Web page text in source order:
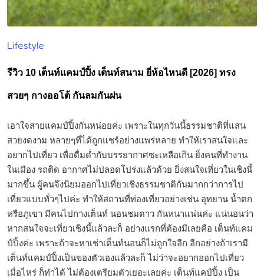
Posted
Lifestyle
รีวิว 10 เต็นท์แคมป์ปิ้ง เต็นท์สนาม ยี่ห้อไหนดี [2026] ทรง
สวยๆ กางออโต้ กันลมกันฝน
เอาใจสายแคมป์ปิ้งกันหน่อยค่ะ เพราะในทุกวันนี้ธรรมชาติที่แสน
สวยงดงาม หลายๆที่ได้ถูกแชร์อย่างแพร่หลาย ทำให้เราสนใจและ
อยากไปเที่ยว เพื่อดื่มด่ำกับบรรยากาศซะเหลือเกิน ยิ่งคนที่ทำงาน
ในเมือง รถติด อากาศไม่ปลอดโปร่งแล้วด้วย ยิ่งสนใจเที่ยวในเชิงนี้
มากขึ้น ผู้คนจึงนิยมออกไปเที่ยวเชิงธรรมชาติกันมากกว่าการไป
เที่ยวแบบทั่วๆไปค่ะ ทำให้สถานที่ท่องเที่ยวอย่างเช่น อุทยาน น้ำตก
หรือภูเขา มีคนไปกางเต็นท์ นอนชมดาว กันหนาแน่นค่ะ แน่นอนว่า
หากสนใจจะเที่ยวเชิงนี้แล้วละก็ อย่างแรกที่ต้องมีเลยคือ เต็นท์แคม
ป์ปิ้งค่ะ เพราะถ้าจะหาเช่าเต็นท์นอนก็ไม่ถูกใจอีก อีกอย่างถ้าเรามี
เต็นท์แคมป์ปิ้งเป็นของตัวเองแล้วละก็ ไม่ว่าจะอยากออกไปเที่ยว
เมื่อไหร่ ก็ทำได้ ไม่ต้องเตรียมตัวเยอะเลยค่ะ เต็นท์แคป์ปิ้ง เป็น